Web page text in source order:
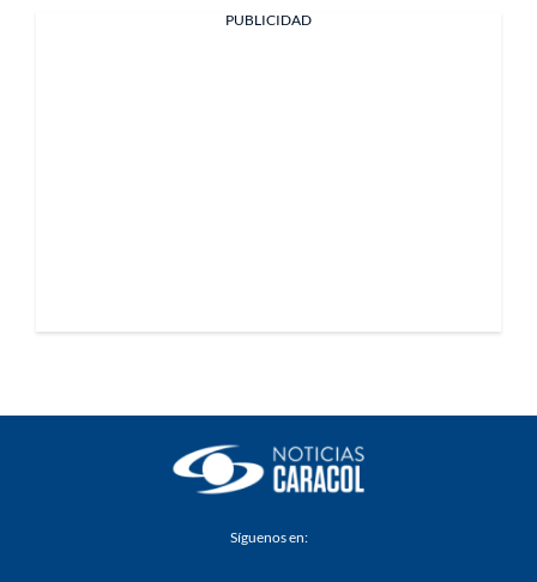
PUBLICIDAD
Síguenos en: